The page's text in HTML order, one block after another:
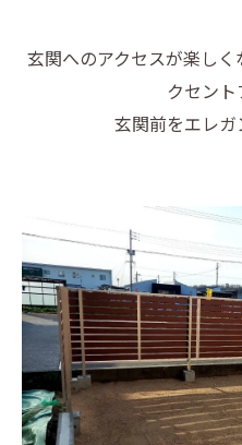
玄関へのアクセスが楽し
クセント
玄関前をエレガ